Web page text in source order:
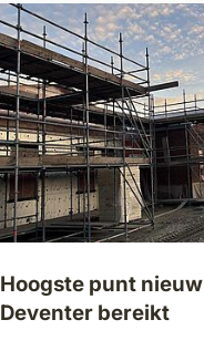
Hoogste punt
Deventer bereikt